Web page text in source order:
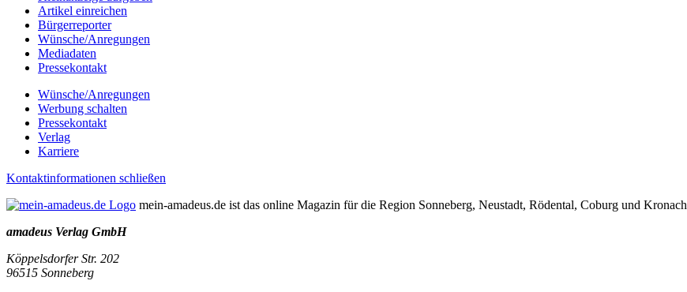
Artikel einreichen
Bürgerreporter
Wünsche/Anregungen
Mediadaten
Pressekontakt
Wünsche/Anregungen
Werbung schalten
Pressekontakt
Verlag
Karriere
Kontaktinformationen schließen
mein-amadeus.de ist das online Magazin für die Region Sonneberg, Neustadt, Rödental, Coburg und Kronach
amadeus Verlag GmbH
Köppelsdorfer Str. 202
96515 Sonneberg